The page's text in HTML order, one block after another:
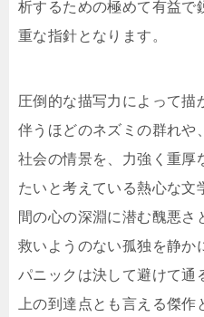
析するための極めて有益で
重な指針となります。
圧倒的な描写力によって描
伴うほどのネズミの群れや
社会の情景を、力強く重厚
たいと考えている熱心な文
間の心の深淵に潜む醜悪さ
救いようのない孤独を静か
パニックは決して避けて通
上の到達点とも言える傑作